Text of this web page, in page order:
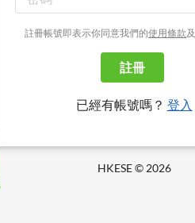
註冊帳號即表示你同意我們的使用條款及
註冊
已經有帳號嗎？ 登入
HKESE © 2026